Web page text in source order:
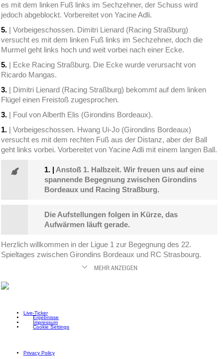
es mit dem linken Fuß links im Sechzehner, der Schuss wird
jedoch abgeblockt. Vorbereitet von Yacine Adli.
5. | Vorbeigeschossen. Dimitri Lienard (Racing Straßburg)
versucht es mit dem linken Fuß links im Sechzehner, doch die
Murmel geht links hoch und weit vorbei nach einer Ecke.
5. | Ecke Racing Straßburg. Die Ecke wurde verursacht von
Ricardo Mangas.
3. | Dimitri Lienard (Racing Straßburg) bekommt auf dem linken
Flügel einen Freistoß zugesprochen.
3. | Foul von Alberth Elis (Girondins Bordeaux).
1. | Vorbeigeschossen. Hwang Ui-Jo (Girondins Bordeaux)
versucht es mit dem rechten Fuß aus der Distanz, aber der Ball
geht links vorbei. Vorbereitet von Yacine Adli mit einem langen Ball.
1. | Anstoß 1. Halbzeit. Wir freuen uns auf eine
spannende Begegnung zwischen Girondins
Bordeaux und Racing Straßburg.
Die Aufstellungen folgen in Kürze, das
Aufwärmen läuft gerade.
Herzlich willkommen in der Ligue 1 zur Begegnung des 22.
Spieltages zwischen Girondins Bordeaux und RC Strasbourg.
Live-Ticker
Ergebnisse
Impressum
Cookie Settings
Privacy Policy